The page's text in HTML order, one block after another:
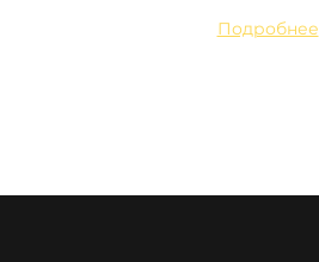
Подробнее